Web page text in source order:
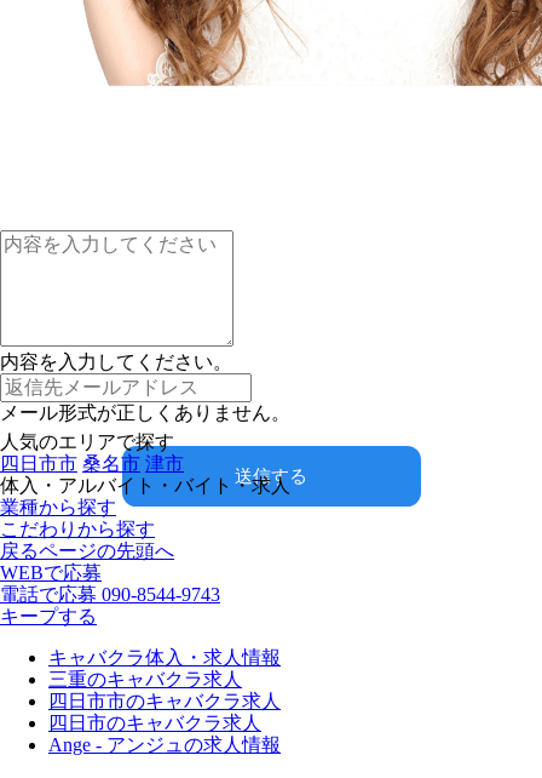
内容を入力してください。
メール形式が正しくありません。
送信する
人気のエリアで探す
四日市市 桑名市 津市
体入・アルバイト・バイト・求人
業種から探す
こだわりから探す
戻るページの先頭へ
WEBで応募
電話で応募 090-8544-9743
キープする
キャバクラ体入・求人情報
三重のキャバクラ求人
四日市市のキャバクラ求人
四日市のキャバクラ求人
Ange - アンジュの求人情報